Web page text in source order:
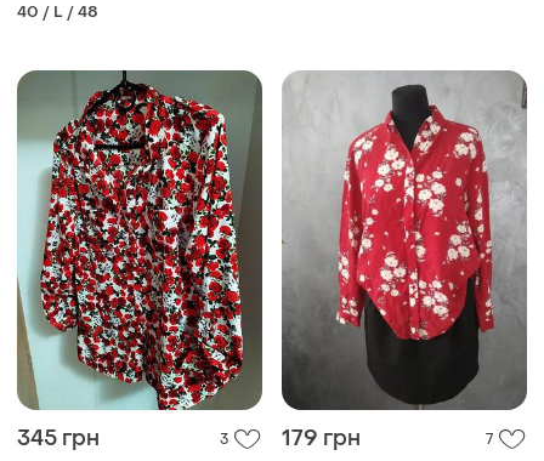
40 / L / 48
345 грн 3 179 грн 7